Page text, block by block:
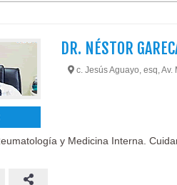
DR. NÉSTOR
c. Jesús Aguayo, esq,
y Medicina Interna.